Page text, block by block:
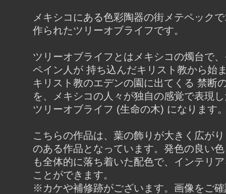
メキシコにある色彩陶器の街メテペック
作られたツリーオブライフです。
ツリーオブライフとはメキシコの燭台で
ペイン人が 持ち込んだキリスト教から始
キリスト教のエデンの園に出てくる 禁断
を、メキシコの人々が独自の感覚で表現
ツリーオブライフ (生命の木) になります
こちらの作品は、葉の飾りが大きく広が
のある作品となっています。発色の良い
も全体的に落ち着いた配色で、インテリ
ことができます。
※カケや補修跡がございます。画像をご